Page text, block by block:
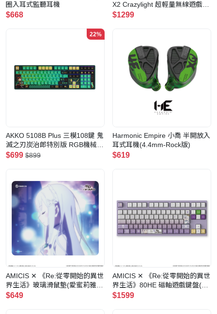
圈入耳式監聽耳機
$668
X2 Crazylight 超輕量無線遊戲滑
鼠(Medium-Hoshino)
$1299
22%
AKKO 5108B Plus 三模108鍵 鬼
滅之刃炭治郎特別版 RGB機械鍵
盤(奶黃軸)
$699 $899
Harmonic Empire 小喬 半開放入
耳式耳機(4.4mm-Rock版)
$619
AMICIS ✕ 《Re:從零開始的異世
界生活》玻璃滑鼠墊(愛蜜莉雅 -
350x300mm)
$649
AMICIS ✕ 《Re:從零開始的異世
界生活》80HE 磁軸遊戲鍵盤(愛
蜜莉雅Ver. - JIS配列)
$1599